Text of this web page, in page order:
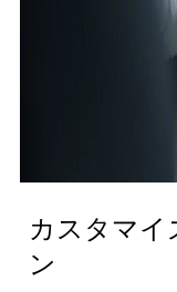
カスタマイ
ン